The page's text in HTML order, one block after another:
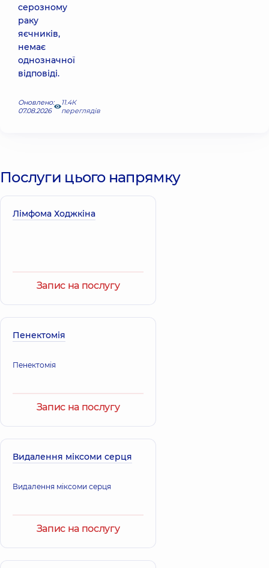
серозному
раку
яєчників,
немає
однозначної
відповіді.
Оновлено:
07.08.2026
11.4К
переглядів
Послуги цього напрямку
Лімфома Ходжкіна
Запис на послугу
Пенектомія
Пенектомія
Запис на послугу
Видалення міксоми серця
Видалення міксоми серця
Запис на послугу